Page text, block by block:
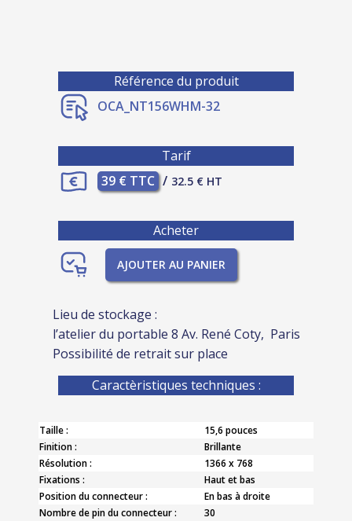
Référence du produit
OCA_NT156WHM-32
Tarif
39 € TTC / 32.5 € HT
Acheter
AJOUTER AU PANIER
Lieu de stockage :
l’atelier du portable 8 Av. René Coty, Paris
Possibilité de retrait sur place
Caractèristiques techniques :
Taille :
15,6 pouces
Finition :
Brillante
Résolution :
1366 x 768
Fixations :
Haut et bas
Position du connecteur :
En bas à droite
Nombre de pin du connecteur :
30